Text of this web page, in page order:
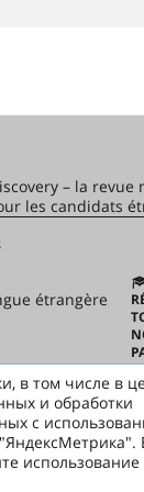
– la
les candidats
étrangère
в том числе в
и обработки
с
использование